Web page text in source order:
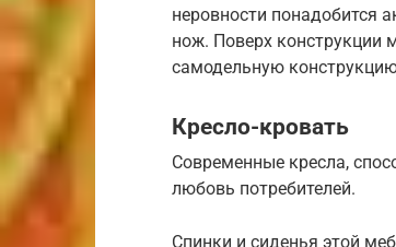
неровности понадобится
нож. Поверх конструкции
самодельную
Кресло-кровать
Современные кресла,
любовь потребителей.
Спинки и сиденья этой